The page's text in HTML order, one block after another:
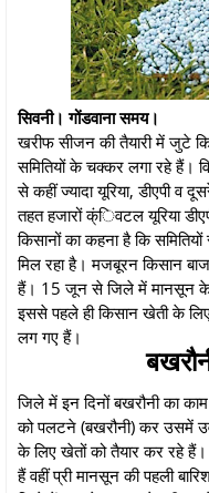
सिवनी। गोंडवाना समय।
खरीफ सीजन की तैयारी में जुटे
समितियों के चक्कर लगा रहे हैं।
से कहीं ज्यादा यूरिया, डीएपी व
तहत हजारों क्ंिवटल यूरिया
किसानों का कहना है कि
मिल रहा है। मजबूरन किसान
हैं। 15 जून से जिले में मानसून के
इससे पहले ही किसान खेती के
लग गए हैं।
जिले में इन दिनों बखरौनी का
को पलटने (बखरौनी) कर उसमें
के लिए खेतों को तैयार कर रहे
हैं वहीं प्री मानसून की पहली